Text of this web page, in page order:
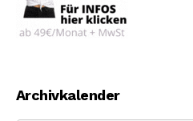
Archivkalender